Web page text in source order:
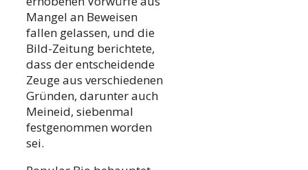
Mangel an Beweisen
fallen gelassen, und die
Bild-Zeitung berichtete,
dass der entscheidende
Zeuge aus verschiedenen
Gründen, darunter auch
Meineid, siebenmal
festgenommen worden
sei.